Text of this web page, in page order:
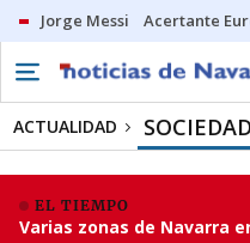
Jorge Messi Acertante
ACTUALIDAD SOCIEDAD
EL TIEMPO
Varias zonas de Navarra